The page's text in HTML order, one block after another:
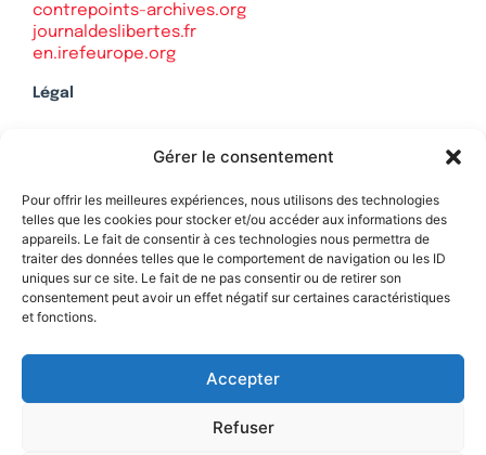
Gérer le consentement
Pour offrir les meilleures expériences, nous utilisons des technologies
telles que les cookies pour stocker et/ou accéder aux informations des
appareils. Le fait de consentir à ces technologies nous permettra de
traiter des données telles que le comportement de navigation ou les ID
uniques sur ce site. Le fait de ne pas consentir ou de retirer son
consentement peut avoir un effet négatif sur certaines caractéristiques
et fonctions.
Accepter
Refuser
contrepoints-archives.org
journaldeslibertes.fr
en.irefeurope.org
Légal
Politique de confidentialité
Contact
Soutenez Contrepoints